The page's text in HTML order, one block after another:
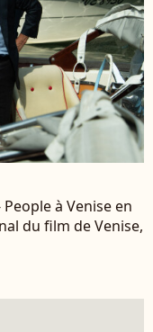
à Venise en
du film de Venise,